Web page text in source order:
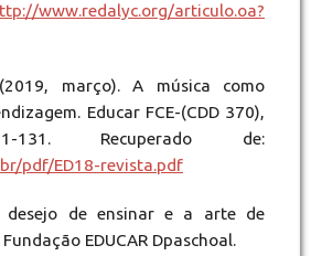
www.redalyc.org/articulo.oa?
março). A música como
Educar FCE-(CDD 370),
Recuperado de:
pdf/ED18-revista.pdf
desejo de ensinar e a arte de
EDUCAR Dpaschoal.